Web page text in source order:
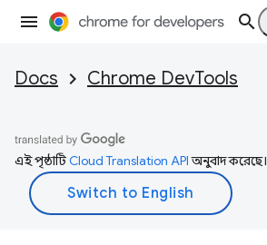
Docs Chrome DevTools
এই পৃষ্ঠাটিCloud Translation APIঅনুবাদ করেছে।